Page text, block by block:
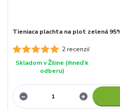
2 recenzií
Tieniaca plachta na plot zelená
Skladom v Žiline (ihneď k
odberu)